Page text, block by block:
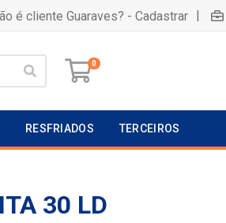
é cliente Guaraves? - Cadastrar |
0
RESFRIADOS TERCEIROS
30 LD